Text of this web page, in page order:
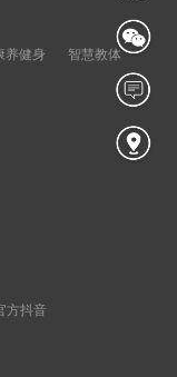
养健身 智慧教体
方抖音